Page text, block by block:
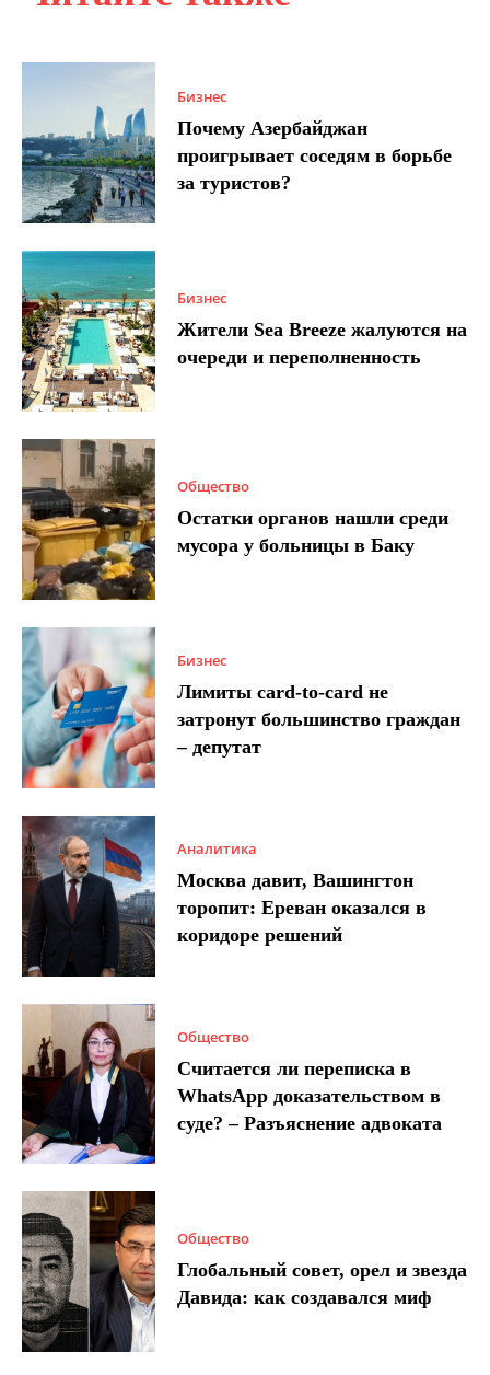
Бизнес
Почему Азербайджан
проигрывает соседям в борьбе
за туристов?
Бизнес
Жители Sea Breeze жалуются на
очереди и переполненность
Общество
Остатки органов нашли среди
мусора у больницы в Баку
Бизнес
Лимиты card-to-card не
затронут большинство граждан
– депутат
Аналитика
Москва давит, Вашингтон
торопит: Ереван оказался в
коридоре решений
Общество
Считается ли переписка в
WhatsApp доказательством в
суде? – Разъяснение адвоката
Общество
Глобальный совет, орел и звезда
Давида: как создавался миф